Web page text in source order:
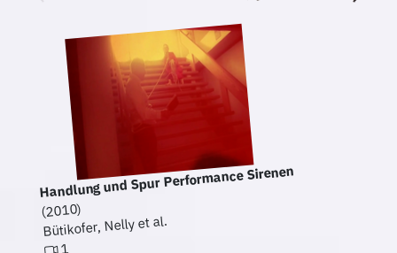
Handlung und Spur Performance Sirenen
(2010)
Bütikofer, Nelly et al.
1